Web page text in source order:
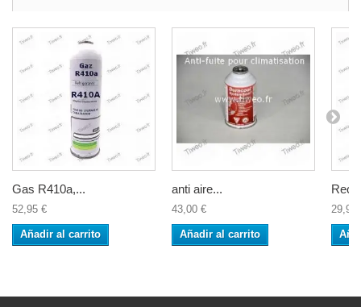
Gas R410a,...
52,95 €
Añadir al carrito
anti aire...
43,00 €
Añadir al carrito
29,90